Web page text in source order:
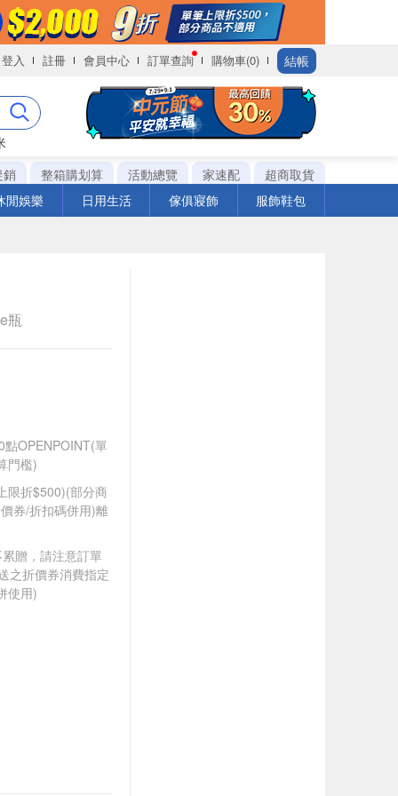
登入 註冊 會員中心 訂單查詢 購物車(0) 結帳
銷
整箱購划算 活動總覽 家速配
超商取貨
閒娛樂
日用生活 傢俱寢飾 服飾鞋包
瓶
OPENPOINT(單
門檻)
限折$500)(部分商
券/折扣碼併用)離
贈，請注意訂單
之折價券消費指定
使用)